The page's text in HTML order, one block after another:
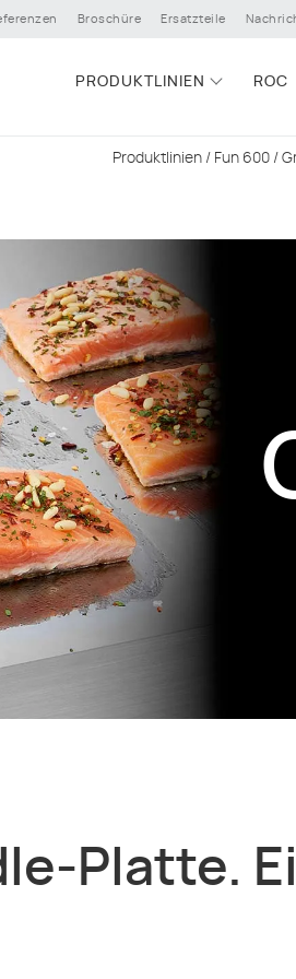
Broschüre Ersatzteile
PRODUKTLINIEN ROC
Produktlinien/ Fun 600/
Platte.